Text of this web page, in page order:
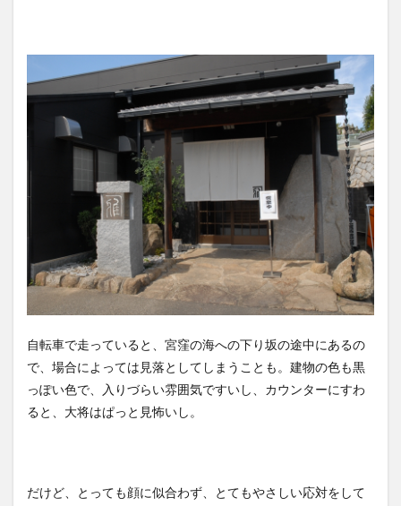
自転車で走っていると、宮窪の海への下り坂の途中にあるの
で、場合によっては見落としてしまうことも。建物の色も黒
っぽい色で、入りづらい雰囲気ですいし、カウンターにすわ
ると、大将はぱっと見怖いし。
だけど、とっても顔に似合わず、とてもやさしい応対をして